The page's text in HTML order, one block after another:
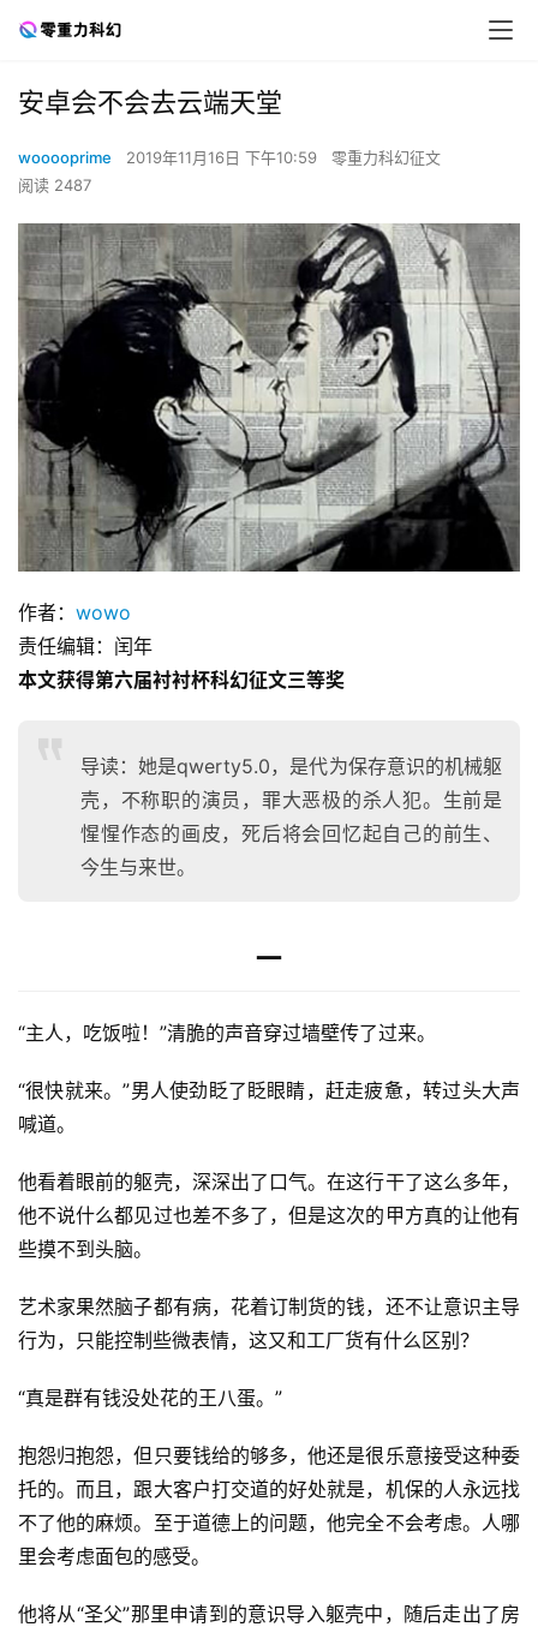
安卓会不会去云端天堂
wooooprime 2019年11月16日 下午10:59
零重力科幻征文
阅读 2487
作者： wowo
责任编辑：闰年
本文获得第六届衬衬杯科幻征文三等奖
导读：她是qwerty5.0，是代为保存意识的机械躯
壳，不称职的演员，罪大恶极的杀人犯。生前是
惺惺作态的画皮，死后将会回忆起自己的前生、
今生与来世。
一
“主人，吃饭啦！”清脆的声音穿过墙壁传了过来。
“很快就来。”男人使劲眨了眨眼睛，赶走疲惫，转过头大声
喊道。
他看着眼前的躯壳，深深出了口气。在这行干了这么多年，
他不说什么都见过也差不多了，但是这次的甲方真的让他有
些摸不到头脑。
艺术家果然脑子都有病，花着订制货的钱，还不让意识主导
行为，只能控制些微表情，这又和工厂货有什么区别？
“真是群有钱没处花的王八蛋。”
抱怨归抱怨，但只要钱给的够多，他还是很乐意接受这种委
托的。而且，跟大客户打交道的好处就是，机保的人永远找
不了他的麻烦。至于道德上的问题，他完全不会考虑。人哪
里会考虑面包的感受。
他将从“圣父”那里申请到的意识导入躯壳中，随后走出了房